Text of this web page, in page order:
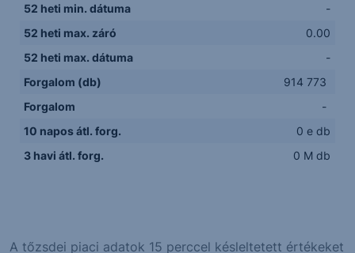
52 heti min. dátuma
-
52 heti max. záró
0.00
52 heti max. dátuma
-
Forgalom (db)
914 773
Forgalom
-
10 napos átl. forg.
0 e db
3 havi átl. forg.
0 M db
A tőzsdei piaci adatok 15 perccel késleltetett értékeket